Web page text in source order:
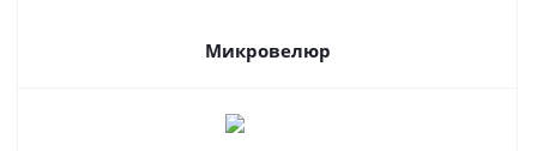
Микровелюр